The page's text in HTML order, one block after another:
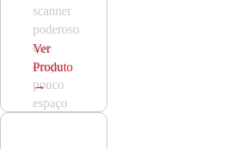
scanner
poderoso
que
ocupa
pouco
espaço
Ver
Produto
→